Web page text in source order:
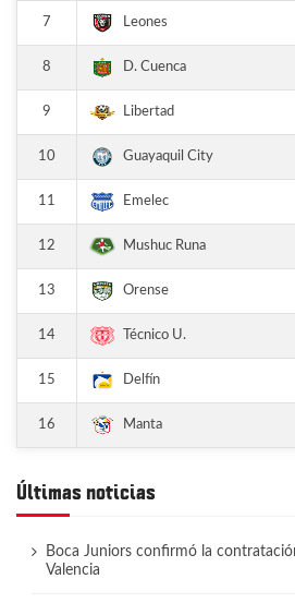
7 Leones
8 D. Cuenca
9 Libertad
10 Guayaquil City
11 Emelec
12 Mushuc Runa
13 Orense
14 Técnico U.
15 Delfín
16 Manta
Últimas noticias
Boca Juniors confirmó la
Valencia